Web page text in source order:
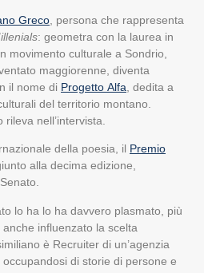
Greco , persona che rappresenta
: geometra con la laurea in
movimento culturale a Sondrio,
maggiorenne, diventa
il nome di Progetto Alfa , dedita a
del territorio montano.
nell’intervista.
della poesia, il Premio
alla decima edizione,
lo ha lo ha davvero plasmato, più
influenzato la scelta
è Recruiter di un’agenzia
di storie di persone e